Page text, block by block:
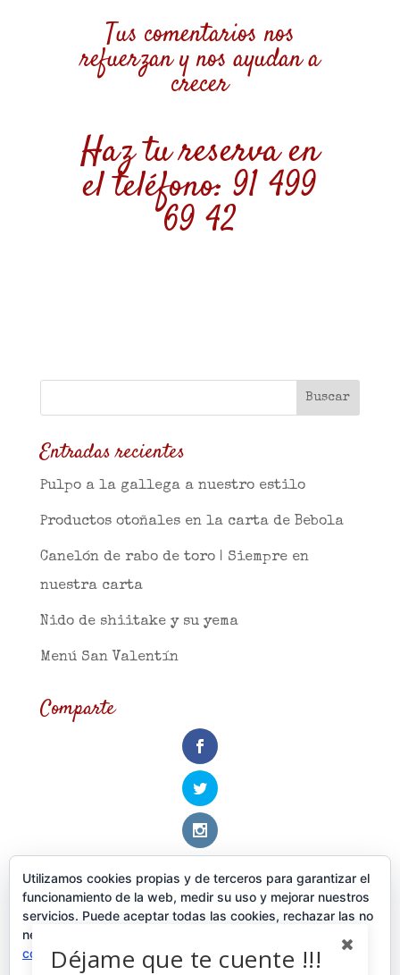
Tus comentarios nos
refuerzan y nos ayudan a
crecer
Haz tu reserva en
el teléfono: 91 499
69 42
Entradas recientes
Pulpo a la gallega a nuestro estilo
Productos otoñales en la carta de Bebola
Canelón de rabo de toro | Siempre en
nuestra carta
Nido de shiitake y su yema
Menú San Valentín
Comparte
Categorías
Cocina
Déjame que te cuente !!!
Utilizamos cookies propias y de terceros para garantizar el
funcionamiento de la web, medir su uso y mejorar nuestros
servicios. Puede aceptar todas las cookies, rechazar las no
necesarias o configurar sus preferencias.
cookies